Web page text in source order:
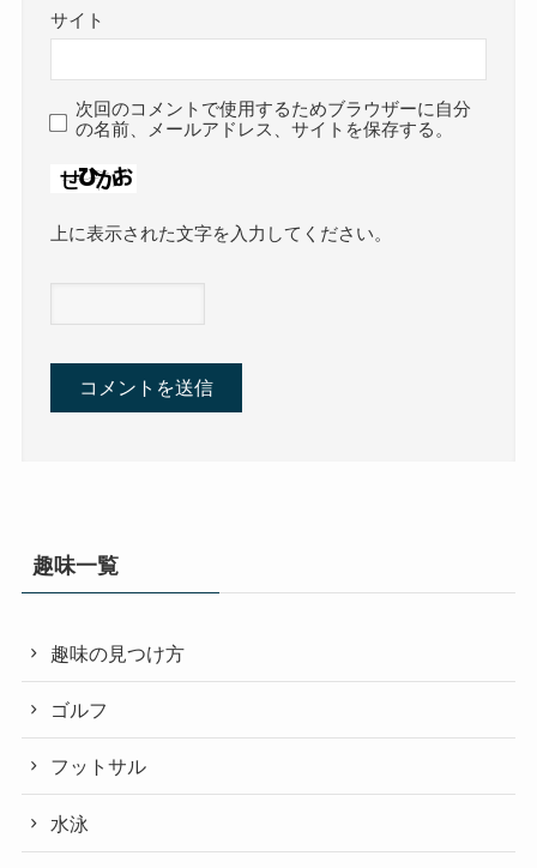
サイト
次回のコメントで使用するためブラウザーに自分
の名前、メールアドレス、サイトを保存する。
上に表示された文字を入力してください。
趣味一覧
趣味の見つけ方
ゴルフ
フットサル
水泳